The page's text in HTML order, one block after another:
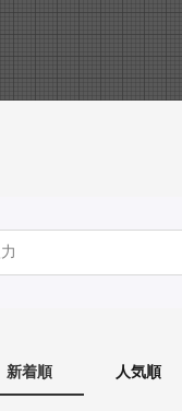
新着順 人気順